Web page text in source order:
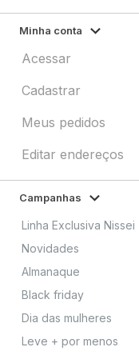
Minha conta
Acessar
Cadastrar
Meus pedidos
Editar endereços
Campanhas
Linha Exclusiva Nissei
Novidades
Almanaque
Black friday
Dia das mulheres
Leve + por menos